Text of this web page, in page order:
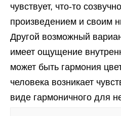
чувствует, что-то
произведением и своим
Другой возможный
имеет ощущение
может быть гармония
человека возникает
виде гармоничного для